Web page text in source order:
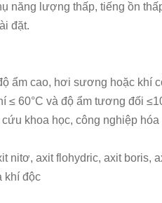
năng lượng thấp, tiếng ồn
đặt.
ẩm cao, hơi sương hoặc khí
≤ 60°C và độ ẩm tương đối
khoa học, công nghiệp
nitơ, axit flohydric, axit boris,
khí độc